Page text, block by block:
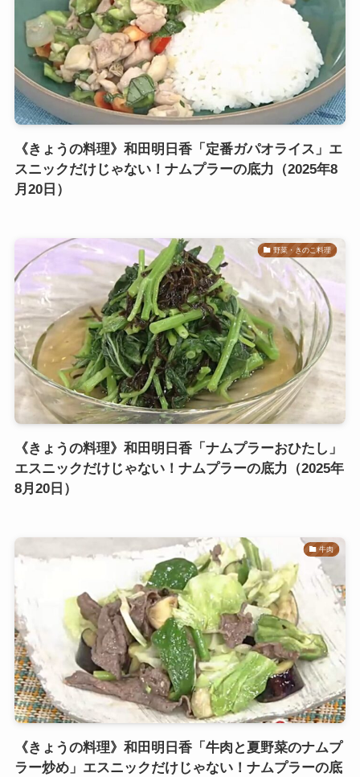
《きょうの料理》和田明日香「定番ガパオライス」エ
スニックだけじゃない！ナムプラーの底力（2025年8
月20日）
野菜・きのこ料理
《きょうの料理》和田明日香「ナムプラーおひたし」
エスニックだけじゃない！ナムプラーの底力（2025年
8月20日）
牛肉
《きょうの料理》和田明日香「牛肉と夏野菜のナムプ
ラー炒め」エスニックだけじゃない！ナムプラーの底